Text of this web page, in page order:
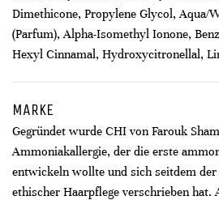
Dimethicone, Propylene Glycol, Aqua/
(Parfum), Alpha-Isomethyl Ionone,
Hexyl Cinnamal, Hydroxycitronellal,
MARKE
Gegründet wurde CHI von Farouk
Ammoniakallergie, der die erste
entwickeln wollte und sich seitdem
ethischer Haarpflege verschrieben hat.